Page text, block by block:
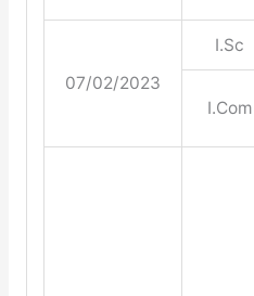
07/02/2023
I.Sc
I.Com